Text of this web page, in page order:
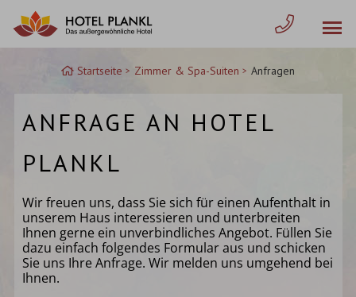
Inhalt
springen
Startseite Zimmer & Spa-Suiten Anfragen
ANFRAGE AN HOTEL
PLANKL
Wir freuen uns, dass Sie sich für einen Aufenthalt in
unserem Haus interessieren und unterbreiten
Ihnen gerne ein unverbindliches Angebot. Füllen Sie
dazu einfach folgendes Formular aus und schicken
Sie uns Ihre Anfrage. Wir melden uns umgehend bei
Ihnen.